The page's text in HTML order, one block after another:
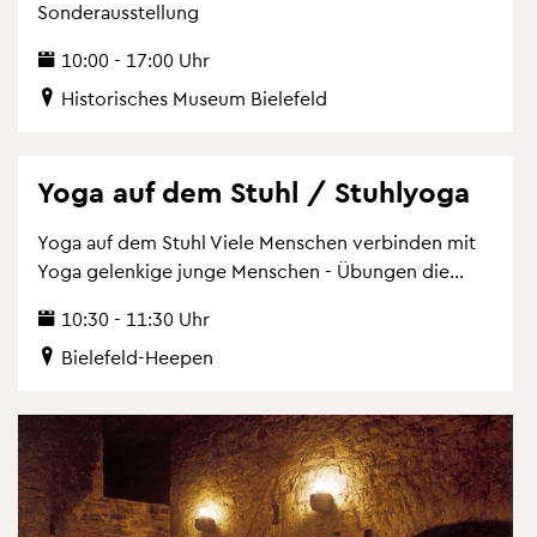
Son­der­aus­stel­lung
10:00 - 17:00 Uhr
His­to­ri­sches Mu­se­um Bie­le­feld
Yoga auf dem Stuhl / Stuh­lyo­ga
Yoga auf dem Stuhl Viele Men­schen ver­bin­den mit
Yoga ge­len­ki­ge junge Men­schen - Übun­gen die...
10:30 - 11:30 Uhr
Bie­le­feld-Hee­pen